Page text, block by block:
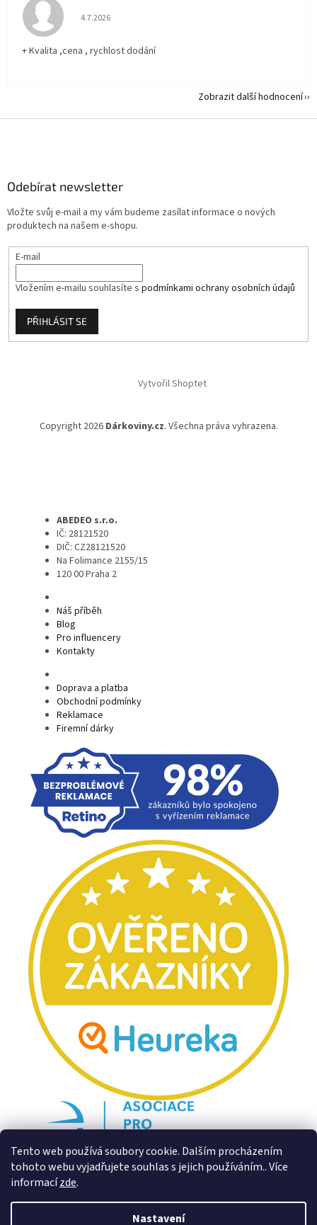
Tento web používá soubory cookie. Dalším procházením
tohoto webu vyjadřujete souhlas s jejich používáním.. Více
informacízde.
Nastavení
Hodnocení obchodu je 5 z 5 hvězdiček.
4.7.2026
+ Kvalita ,cena , rychlost dodání
Zobrazit další hodnocení
Odebírat newsletter
Vložte svůj e-mail a my vám budeme zasílat informace o nových
produktech na našem e-shopu.
E-mail
Vložením e-mailu souhlasíte s podmínkami ochrany osobních údajů
PŘIHLÁSIT SE
Vytvořil Shoptet
Copyright 2026 Dárkoviny.cz. Všechna práva vyhrazena.
ABEDEO s.r.o.
IČ: 28121520
DIČ: CZ28121520
Na Folimance 2155/15
120 00 Praha 2
Náš příběh
Blog
Pro influencery
Kontakty
Doprava a platba
Obchodní podmínky
Reklamace
Firemní dárky